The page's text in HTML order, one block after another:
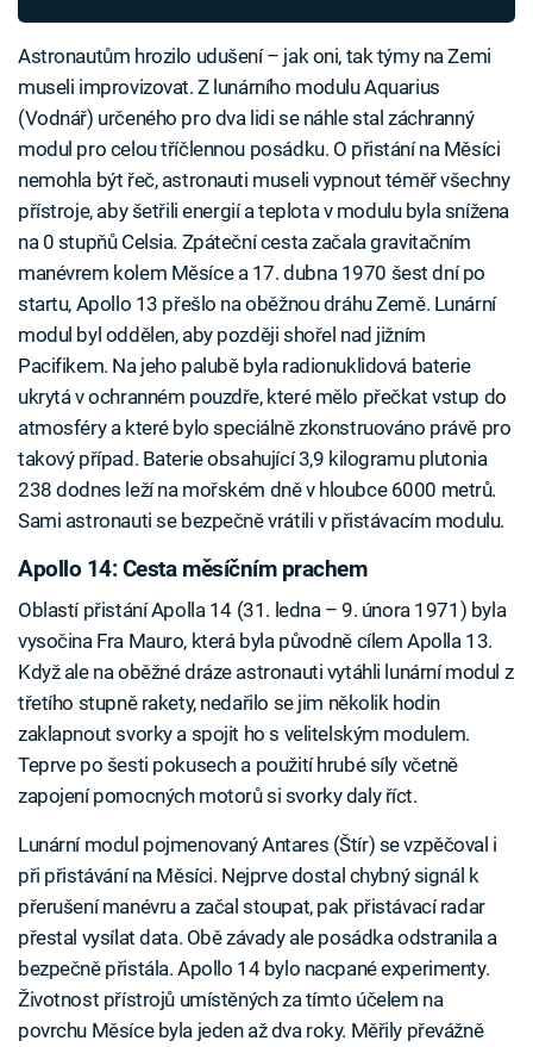
Astronautům hrozilo udušení – jak oni, tak týmy na Zemi
museli improvizovat. Z lunárního modulu Aquarius
(Vodnář) určeného pro dva lidi se náhle stal záchranný
modul pro celou tříčlennou posádku. O přistání na Měsíci
nemohla být řeč, astronauti museli vypnout téměř všechny
přístroje, aby šetřili energií a teplota v modulu byla snížena
na 0 stupňů Celsia. Zpáteční cesta začala gravitačním
manévrem kolem Měsíce a 17. dubna 1970 šest dní po
startu, Apollo 13 přešlo na oběžnou dráhu Země. Lunární
modul byl oddělen, aby později shořel nad jižním
Pacifikem. Na jeho palubě byla radionuklidová baterie
ukrytá v ochranném pouzdře, které mělo přečkat vstup do
atmosféry a které bylo speciálně zkonstruováno právě pro
takový případ. Baterie obsahující 3,9 kilogramu plutonia
238 dodnes leží na mořském dně v hloubce 6000 metrů.
Sami astronauti se bezpečně vrátili v přistávacím modulu.
Apollo 14: Cesta měsíčním prachem
Oblastí přistání Apolla 14 (31. ledna – 9. února 1971) byla
vysočina Fra Mauro, která byla původně cílem Apolla 13.
Když ale na oběžné dráze astronauti vytáhli lunární modul z
třetího stupně rakety, nedařilo se jim několik hodin
zaklapnout svorky a spojit ho s velitelským modulem.
Teprve po šesti pokusech a použití hrubé síly včetně
zapojení pomocných motorů si svorky daly říct.
Lunární modul pojmenovaný Antares (Štír) se vzpěčoval i
při přistávání na Měsíci. Nejprve dostal chybný signál k
přerušení manévru a začal stoupat, pak přistávací radar
přestal vysílat data. Obě závady ale posádka odstranila a
bezpečně přistála. Apollo 14 bylo nacpané experimenty.
Životnost přístrojů umístěných za tímto účelem na
povrchu Měsíce byla jeden až dva roky. Měřily převážně